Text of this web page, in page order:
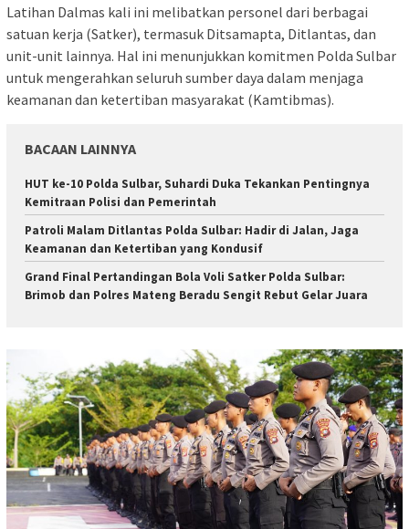
Latihan Dalmas kali ini melibatkan personel dari berbagai
satuan kerja (Satker), termasuk Ditsamapta, Ditlantas, dan
unit-unit lainnya. Hal ini menunjukkan komitmen Polda Sulbar
untuk mengerahkan seluruh sumber daya dalam menjaga
keamanan dan ketertiban masyarakat (Kamtibmas).
BACAAN LAINNYA
HUT ke-10 Polda Sulbar, Suhardi Duka Tekankan Pentingnya
Kemitraan Polisi dan Pemerintah
Patroli Malam Ditlantas Polda Sulbar: Hadir di Jalan, Jaga
Keamanan dan Ketertiban yang Kondusif
Grand Final Pertandingan Bola Voli Satker Polda Sulbar:
Brimob dan Polres Mateng Beradu Sengit Rebut Gelar Juara